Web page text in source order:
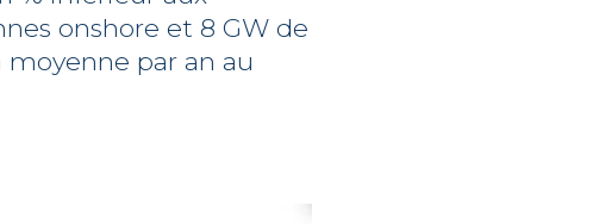
onshore et 8 GW de
moyenne par an au